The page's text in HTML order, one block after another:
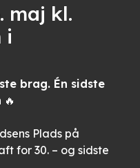
maj kl.
i
brag. Én sidste
🔥
Pladspå
for 30. – og sidste